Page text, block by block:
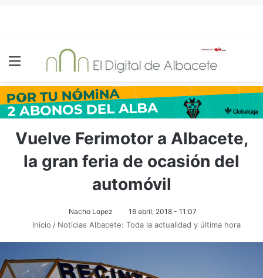
Vuelve Ferimotor a Albacete,
la gran feria de ocasión del
automóvil
Nacho Lopez 16 abril, 2018 - 11:07
Inicio / Noticias Albacete: Toda la actualidad y última hora